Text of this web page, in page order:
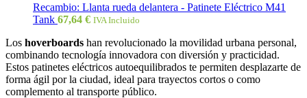
Recambio: Llanta rueda delantera - Patinete Eléctrico M41
Tank 67,64 € IVA Incluido
Los hoverboards han revolucionado la movilidad urbana personal,
combinando tecnología innovadora con diversión y practicidad.
Estos patinetes eléctricos autoequilibrados te permiten desplazarte de
forma ágil por la ciudad, ideal para trayectos cortos o como
complemento al transporte público.